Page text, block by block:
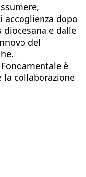
dopo
e dalle
del
è
la collaborazione